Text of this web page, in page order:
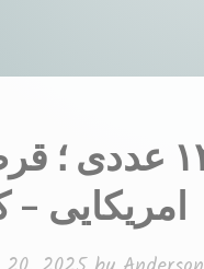
مکس من ۱۲
امریکایی